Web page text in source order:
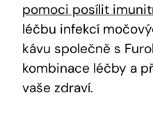
pomoci posílit
léčbu infekcí
kávu společně s
kombinace léčby a
vaše zdraví.